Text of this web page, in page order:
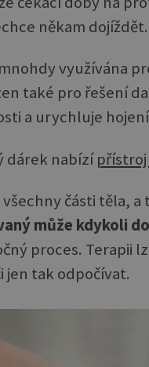
někam dojíždět.
využívána
také pro řešení
a urychluje
dárek nabízí
části těla,
může kdykoli
proces. Terapii
jen tak odpočívat.